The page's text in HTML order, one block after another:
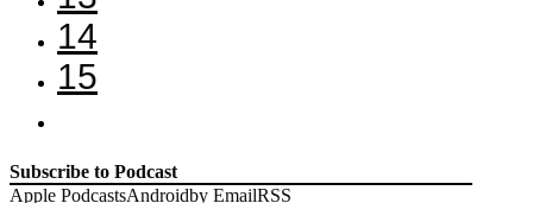
14
15
Subscribe to Podcast
Apple PodcastsAndroidby EmailRSS